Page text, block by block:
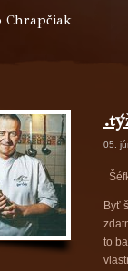
Chrapčiak
05.
Byť
to